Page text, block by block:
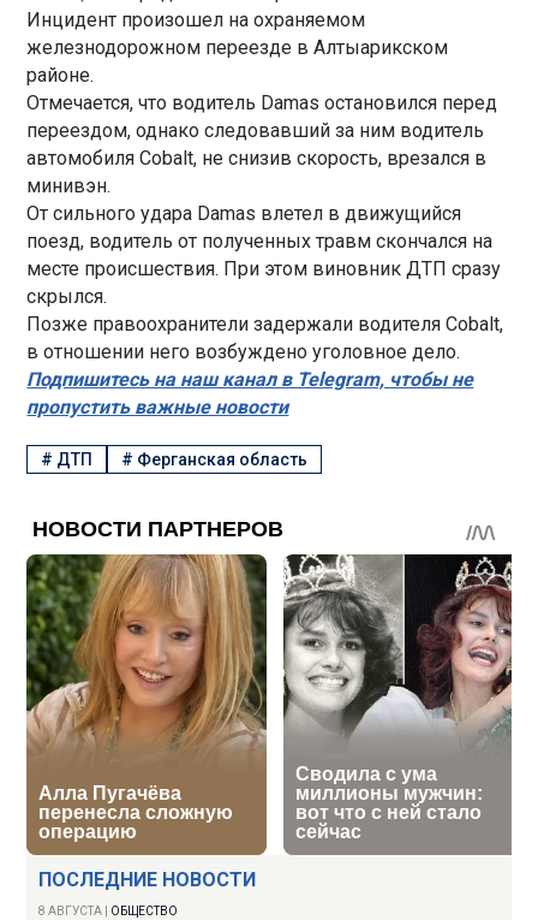
ПОСЛЕДНИЕ НОВОСТИ
8 АВГУСТА ОБЩЕСТВО
Инцидент произошел на охраняемом
железнодорожном переезде в Алтыарикском
районе.
Отмечается, что водитель Damas остановился перед
переездом, однако следовавший за ним водитель
автомобиля Cobalt, не снизив скорость, врезался в
минивэн.
От сильного удара Damas влетел в движущийся
поезд, водитель от полученных травм скончался на
месте происшествия. При этом виновник ДТП сразу
скрылся.
Позже правоохранители задержали водителя Cobalt,
в отношении него возбуждено уголовное дело.
Подпишитесь на наш канал в Telegram, чтобы не
пропустить важные новости
# ДТП # Ферганская область